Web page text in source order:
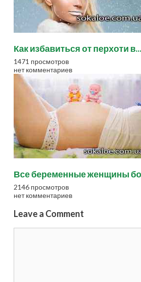
Как избавиться от перхоти в...
1471 просмотров
нет комментариев
Все беременные женщины
2146 просмотров
нет комментариев
Leave a Comment